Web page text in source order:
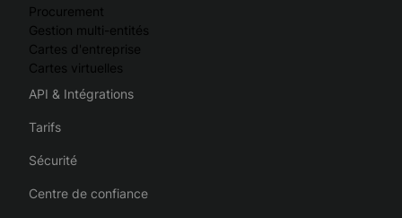
Procurement
Gestion multi-entités
Cartes d'entreprise
Cartes virtuelles
API & Intégrations
Tarifs
Sécurité
Centre de confiance